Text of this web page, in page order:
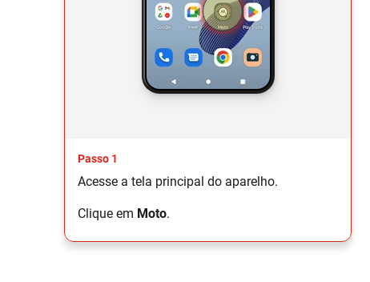
Passo 1
Acesse a tela principal do aparelho.
Clique em Moto.